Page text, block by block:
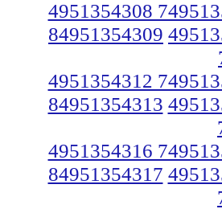
4951354308
84951354309
4951354312
84951354313
4951354316
84951354317